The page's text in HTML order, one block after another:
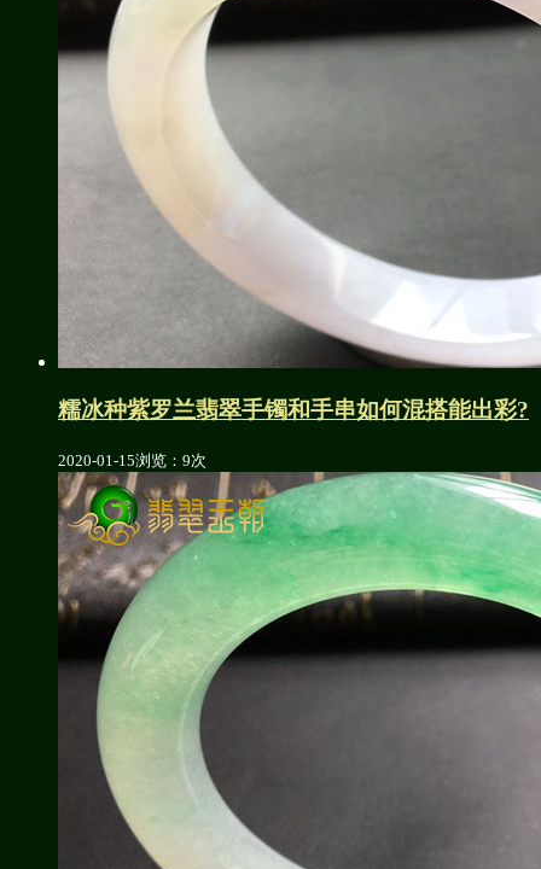
糯冰种紫罗兰翡翠手镯和手串如何混搭能出彩?
2020-01-15浏览：9次